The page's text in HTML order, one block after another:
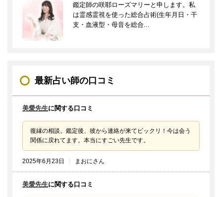
鑑定師の咲耶ローズマリーと申します。私
は霊感霊視を使った総合占術(生年月日・干
支・血液型・母音を総合...
最新占い師の口コミ
美愛先生に関する口コミ
復縁の相談。鑑定後、彼から連絡が来てビックリ！今は会う
関係に戻れてます。本当にすごい先生です。
2025年6月23日 まおにさん
美愛先生に関する口コミ